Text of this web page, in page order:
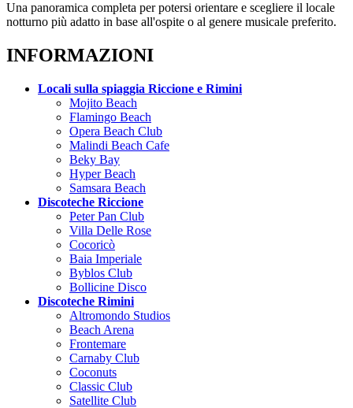
Una panoramica completa per potersi orientare e scegliere il locale
notturno più adatto in base all'ospite o al genere musicale preferito.
INFORMAZIONI
Locali sulla spiaggia Riccione e Rimini
Mojito Beach
Flamingo Beach
Opera Beach Club
Malindi Beach Cafe
Beky Bay
Hyper Beach
Samsara Beach
Discoteche Riccione
Peter Pan Club
Villa Delle Rose
Cocoricò
Baia Imperiale
Byblos Club
Bollicine Disco
Discoteche Rimini
Altromondo Studios
Beach Arena
Frontemare
Carnaby Club
Coconuts
Classic Club
Satellite Club